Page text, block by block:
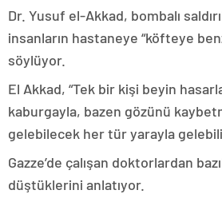
Dr. Yusuf el-Akkad, bombalı
insanların hastaneye “köfteye
söylüyor.
El Akkad, “Tek bir kişi beyin
kaburgayla, bazen gözünü
gelebilecek her tür yarayla
Gazze’de çalışan doktorlardan
düştüklerini anlatıyor.